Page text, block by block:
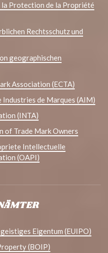
Protection de la Propriété
Rechtsschutz und
geographischen
Association (ECTA)
Industries de Marques (AIM)
(INTA)
of Trade Mark Owners
Intellectuelle
(OAPI)
Eigentum (EUIPO)
(BOIP)